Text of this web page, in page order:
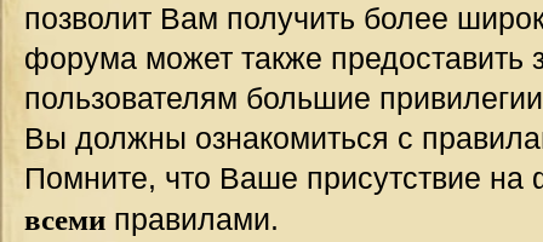
позволит Вам получить более
форума может также предоставить
пользователям большие
Вы должны ознакомиться с
Помните, что Ваше присутствие на
всеми правилами.